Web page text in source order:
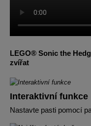
LEGO® Sonic the
zvířat
Interaktivní funkce
Nastavte pasti pomocí